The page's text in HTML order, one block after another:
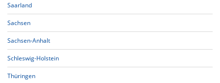
Saarland
Sachsen
Sachsen-Anhalt
Schleswig-Holstein
Thüringen